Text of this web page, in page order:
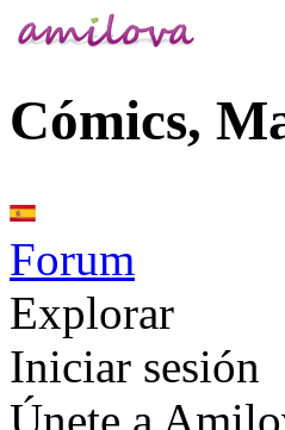
Cómics,
Forum
Explorar
Iniciar sesión
Únete a